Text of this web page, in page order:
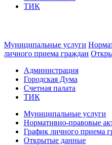
ТИК
Муниципальные услуги
личного приема граждан
Администрация
Городская Дума
Счетная палата
ТИК
Муниципальные услуги
Нормативно-правовые
График личного приема
Открытые данные